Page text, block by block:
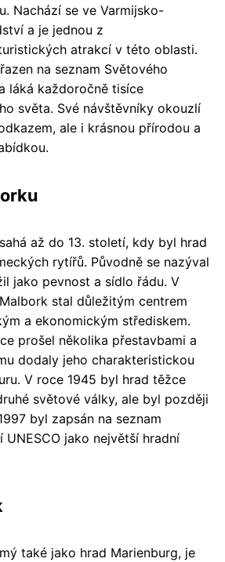
Nachází se ve Varmijsko-
a je jednou z
atrakcí v této oblasti.
na seznam Světového
láká každoročně tisíce
světa. Své návštěvníky okouzlí
ale i krásnou přírodou a
až do 13. století, kdy byl hrad
rytířů. Původně se nazýval
jako pevnost a sídlo řádu. V
stal důležitým centrem
a ekonomickým střediskem.
prošel několika přestavbami a
dodaly jeho charakteristickou
V roce 1945 byl hrad těžce
světové války, ale byl později
byl zapsán na seznam
jako největší hradní
také jako hrad Marienburg, je